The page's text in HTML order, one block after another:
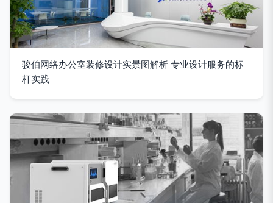
骏伯网络办公室装修设计实景图解析 专业设计服务的标
杆实践